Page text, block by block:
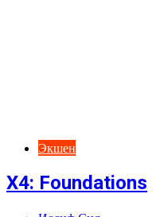
Экшен
X4: Foundations